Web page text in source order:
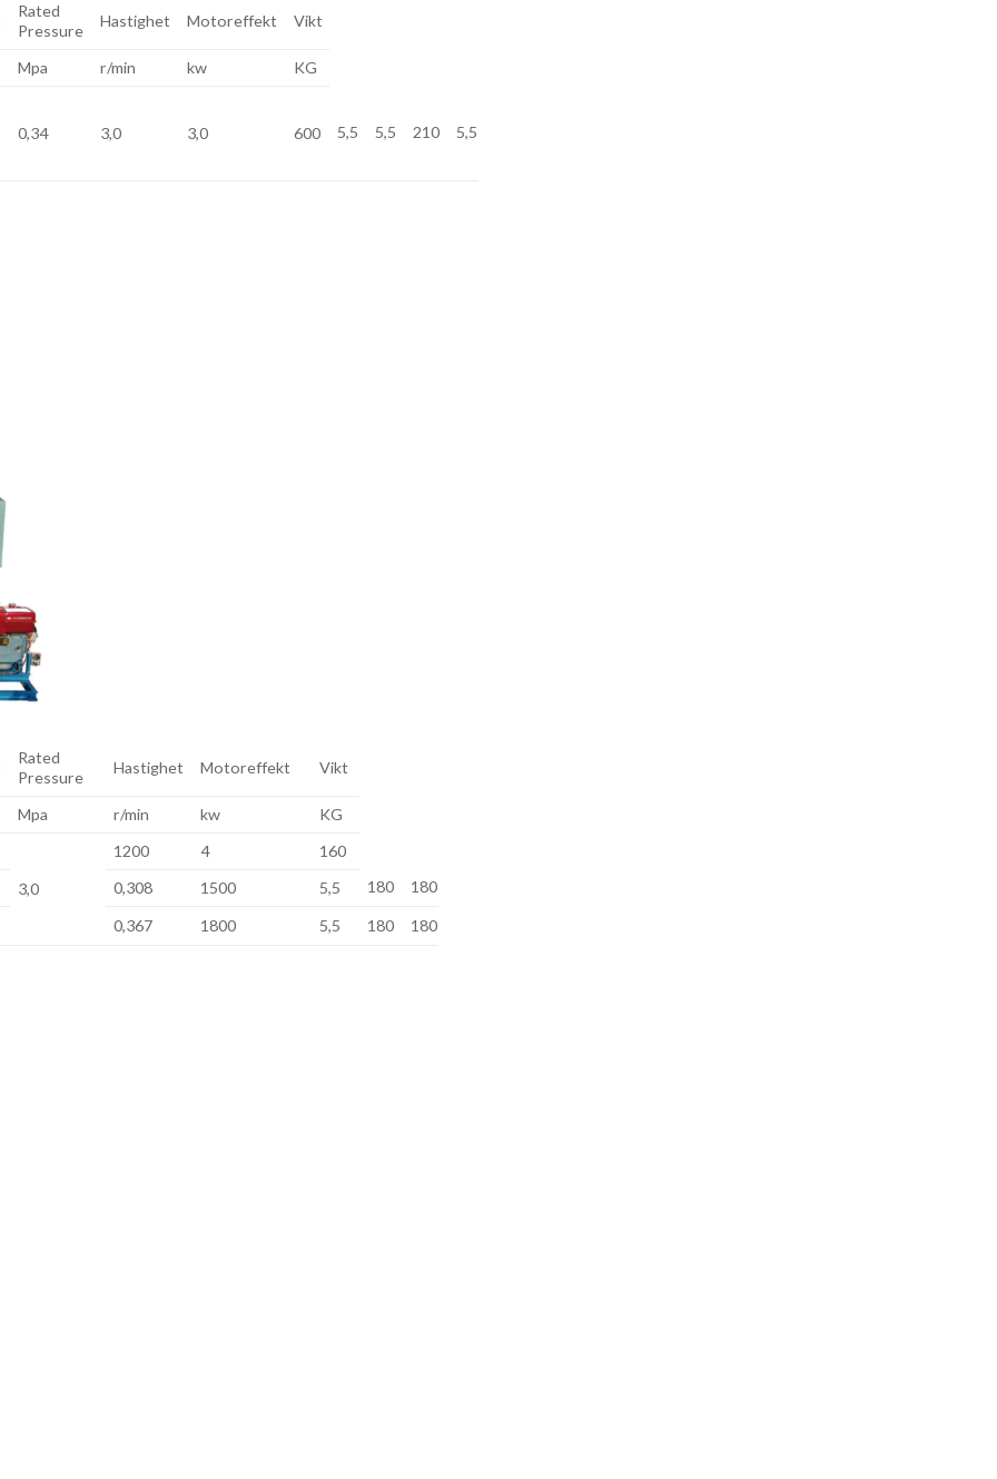
Rated
Pressure
Hastighet Motoreffekt Vikt
Mpa r/min kw KG
0,34 3,0 3,0 600 5,5 5,5 210 5,5
Rated
Pressure
Hastighet Motoreffekt Vikt
Mpa r/min kw KG
3,0
1200 4
160
0,308
1500 5,5 180 180
0,367 1800 5,5 180 180